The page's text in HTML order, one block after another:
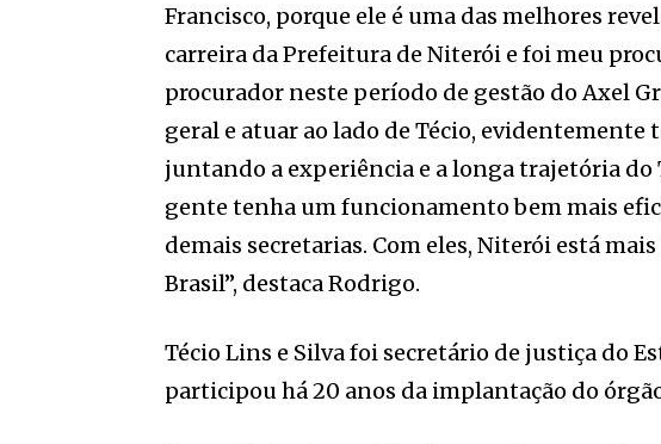
Francisco, porque ele é uma das melhores
carreira da Prefeitura de Niterói e foi meu
procurador neste período de gestão do Axel
geral e atuar ao lado de Técio, evidentemente
juntando a experiência e a longa trajetória do
gente tenha um funcionamento bem mais
demais secretarias. Com eles, Niterói está
Brasil”, destaca Rodrigo.
Técio Lins e Silva foi secretário de justiça do
participou há 20 anos da implantação do